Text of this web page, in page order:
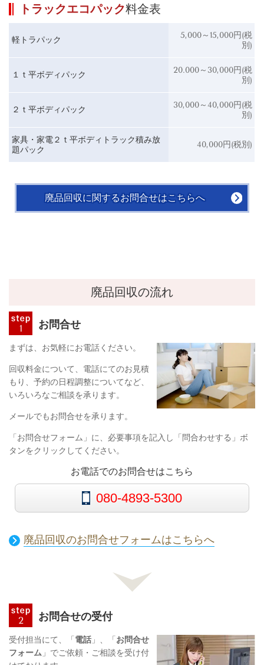
トラックエコパック料金表
軽トラパック 5,000～15,000円(税
別)
１ｔ平ボディパック 20.000～30,000円(税
別)
２ｔ平ボディパック 30,000～40,000円(税
別)
家具・家電２ｔ平ボディトラック積み放
題パック
40,000円(税別)
廃品回収に関するお問合せはこちらへ
廃品回収の流れ
お問合せ
まずは、お気軽にお電話ください。
回収料金について、電話にてのお見積
もり、予約の日程調整についてなど、
いろいろなご相談を承ります。
メールでもお問合せを承ります。
「お問合せフォーム」に、必要事項を記入し「問合わせする」ボ
タンをクリックしてください。
お電話でのお問合せはこちら
080-4893-5300
廃品回収のお問合せフォームはこちらへ
お問合せの受付
受付担当にて、「 電話 」、「 お問合せ
フォーム 」でご依頼・ご相談を受け付